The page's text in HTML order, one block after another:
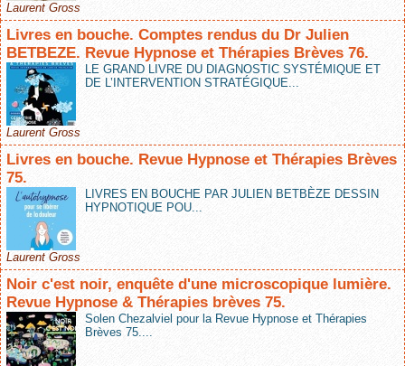
Laurent Gross
Livres en bouche. Comptes rendus du Dr Julien
BETBEZE. Revue Hypnose et Thérapies Brèves 76.
LE GRAND LIVRE DU DIAGNOSTIC SYSTÉMIQUE ET
DE L’INTERVENTION STRATÉGIQUE...
Laurent Gross
Livres en bouche. Revue Hypnose et Thérapies Brèves
75.
LIVRES EN BOUCHE PAR JULIEN BETBÈZE DESSIN
HYPNOTIQUE POU...
Laurent Gross
Noir c'est noir, enquête d'une microscopique lumière.
Revue Hypnose & Thérapies brèves 75.
Solen Chezalviel pour la Revue Hypnose et Thérapies
Brèves 75....